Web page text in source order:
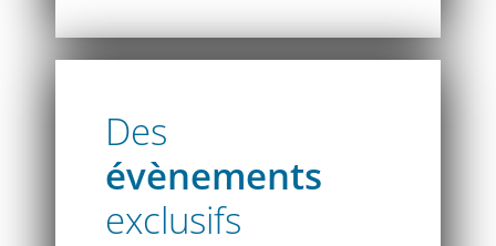
Des
évènements
exclusifs